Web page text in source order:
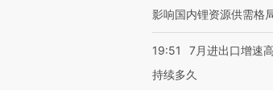
影响国内锂资源供需格
19:51
7月进出口增速
持续多久